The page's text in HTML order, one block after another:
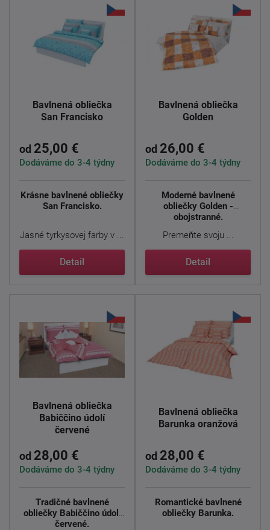
Bavlnená obliečka
San Francisko
od 25,00 €
Dodáváme do 3-4 týdny
Krásne bavlnené obliečky
San Francisko.
Jasné tyrkysovej farby v ...
Detail
Bavlnená obliečka
Golden
od 26,00 €
Dodáváme do 3-4 týdny
Moderné bavlnené
obliečky Golden -
obojstranné.
Premeňte svoju ...
Detail
Bavlnená obliečka
Babiččino údolí
červené
od 28,00 €
Dodáváme do 3-4 týdny
Tradičné bavlnené
obliečky Babiččino údolí
červené.
Bavlnená obliečka
Barunka oranžová
od 28,00 €
Dodáváme do 3-4 týdny
Romantické bavlnené
obliečky Barunka.